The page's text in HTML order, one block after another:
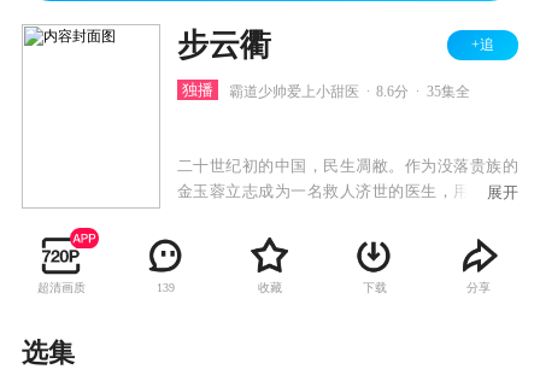
步云衢 +追
独播 霸道少帅爱上小甜医 8.6分 35集全
二十世纪初的中国，民生凋敝。作为没落贵族的
金玉蓉立志成为一名救人济世的医生，用自己的
大家族之子赵正南。两人从相识、相知再到相
爱，他们也努力地探索着让这个世界变得更好的
方式。历经种种磨难，金玉蓉终于成为了悬壶救
展开
超清画质 139 收藏 下载 分享
选集